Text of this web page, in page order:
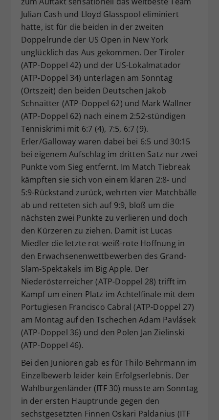
Julian Cash und Lloyd Glasspool eliminiert
hatte, ist für die beiden in der zweiten
Doppelrunde der US Open in New York
unglücklich das Aus gekommen. Der Tiroler
(ATP-Doppel 42) und der US-Lokalmatador
(ATP-Doppel 34) unterlagen am Sonntag
(Ortszeit) den beiden Deutschen Jakob
Schnaitter (ATP-Doppel 62) und Mark Wallner
(ATP-Doppel 62) nach einem 2:52-stündigen
Tenniskrimi mit 6:7 (4), 7:5, 6:7 (9).
Erler/Galloway waren dabei bei 6:5 und 30:15
bei eigenem Aufschlag im dritten Satz nur zwei
Punkte vom Sieg entfernt. Im Match Tiebreak
kämpften sie sich von einem klaren 2:8- und
5:9-Rückstand zurück, wehrten vier Matchbälle
ab und retteten sich auf 9:9, bloß um die
nächsten zwei Punkte zu verlieren und doch
den Kürzeren zu ziehen. Damit ist Lucas
Miedler die letzte rot-weiß-rote Hoffnung in
den Erwachsenenwettbewerben des Grand-
Slam-Spektakels im Big Apple. Der
Niederösterreicher (ATP-Doppel 28) trifft im
Kampf um einen Platz im Achtelfinale mit dem
Portugiesen Francisco Cabral (ATP-Doppel 27)
am Montag auf den Tschechen Adam Pavlásek
(ATP-Doppel 36) und den Polen Jan Zielinski
(ATP-Doppel 46).
Bei den Junioren gab es für Thilo Behrmann im
Einzelbewerb leider kein Erfolgserlebnis. Der
Wahlburgenländer (ITF 30) musste am Sonntag
in der ersten Hauptrunde gegen den
sechstgesetzten Finnen Oskari Paldanius (ITF
Zweck
Dieser Wert speichert Ihre Consent-
Einstellungen. Unter anderem eine
historische Speicherung Ihrer
vorgenommen Einstellungen, falls der
Webseiten-Betreiber dies eingestellt
hat.